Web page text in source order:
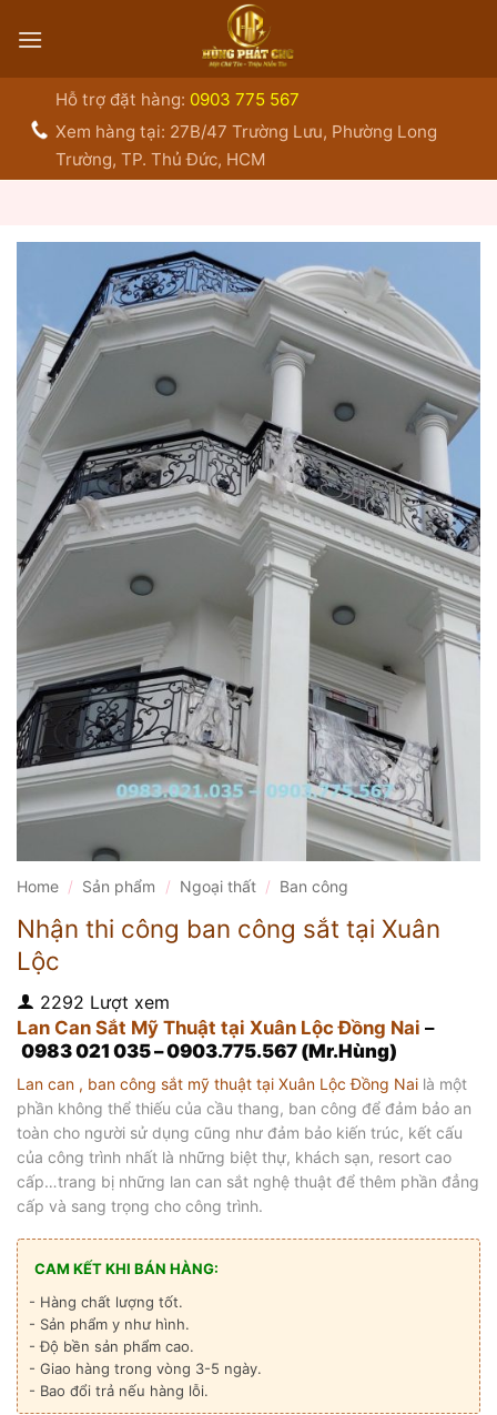
qua
Hỗ trợ đặt hàng: 0903 775 567
Xem hàng tại: 27B/47 Trường Lưu, Phường Long
Trường, TP. Thủ Đức, HCM
Home / Sản phẩm / Ngoại thất / Ban công
Nhận thi công ban công sắt tại Xuân
Lộc
2292 Lượt xem
Lan Can Sắt Mỹ Thuật tại Xuân Lộc Đồng Nai –
0983 021 035 – 0903.775.567 (Mr.Hùng)
Lan can , ban công sắt mỹ thuật tại Xuân Lộc Đồng Nai là một
phần không thể thiếu của cầu thang, ban công để đảm bảo an
toàn cho người sử dụng cũng như đảm bảo kiến trúc, kết cấu
của công trình nhất là những biệt thự, khách sạn, resort cao
cấp…trang bị những lan can sắt nghệ thuật để thêm phần đẳng
cấp và sang trọng cho công trình.
CAM KẾT KHI BÁN HÀNG:
- Hàng chất lượng tốt.
- Sản phẩm y như hình.
- Độ bền sản phẩm cao.
- Giao hàng trong vòng 3-5 ngày.
- Bao đổi trả nếu hàng lỗi.